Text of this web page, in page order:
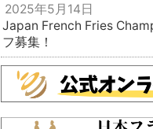
2025年5月14日
Japan French Fries
フ募集！